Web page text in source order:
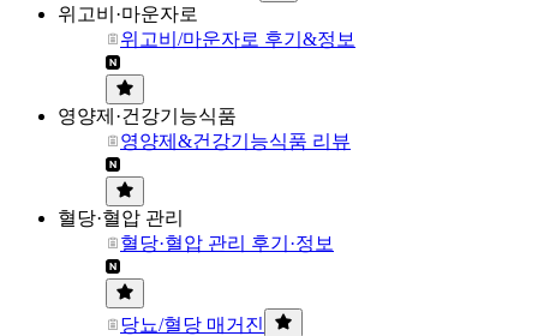
위고비·마운자로
위고비/마운자로 후기&정보
영양제·건강기능식품
영양제&건강기능식품 리뷰
혈당·혈압 관리
혈당·혈압 관리 후기·정보
당뇨/혈당 매거진